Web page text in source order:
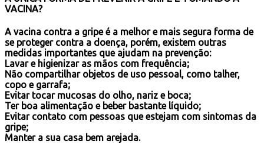
VACINA?
A vacina contra a gripe é a melhor e mais segura forma de
se proteger contra a doença, porém, existem outras
medidas importantes que ajudam na prevenção:
Lavar e higienizar as mãos com frequência;
Não compartilhar objetos de uso pessoal, como talher,
copo e garrafa;
Evitar tocar mucosas do olho, nariz e boca;
Ter boa alimentação e beber bastante líquido;
Evitar contato com pessoas que estejam com sintomas da
gripe;
Manter a sua casa bem arejada.